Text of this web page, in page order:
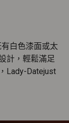
白色漆面或太
計，輕鬆滿足
Lady-Datejust